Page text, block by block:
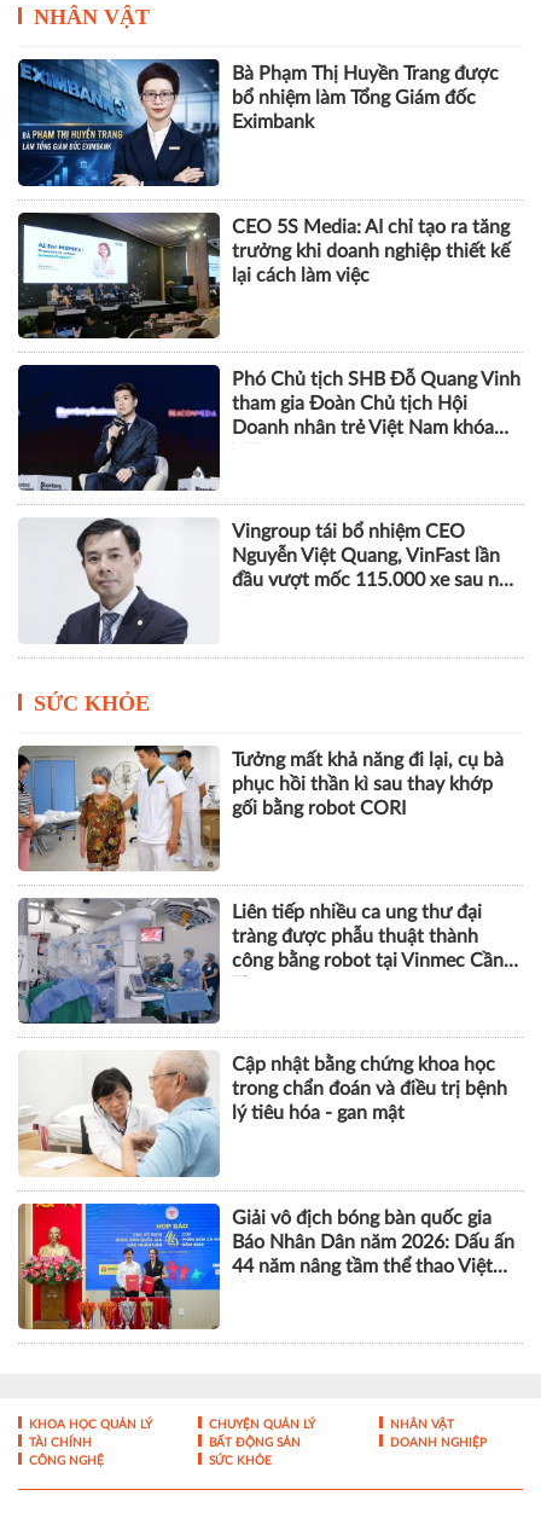
có 1 năm kinh nghiệm làm việc
trước khi nhận bằng
NHÂN VẬT
Bà Phạm Thị Huyền Trang được
bổ nhiệm làm Tổng Giám đốc
Eximbank
CEO 5S Media: AI chỉ tạo ra tăng
trưởng khi doanh nghiệp thiết kế
lại cách làm việc
Phó Chủ tịch SHB Đỗ Quang Vinh
tham gia Đoàn Chủ tịch Hội
Doanh nhân trẻ Việt Nam khóa
năm
SỨC KHỎE
Tưởng mất khả năng đi lại, cụ bà
phục hồi thần kì sau thay khớp
gối bằng robot CORI
Liên tiếp nhiều ca ung thư đại
tràng được phẫu thuật thành
công bằng robot tại Vinmec Cần
Cập nhật bằng chứng khoa học
trong chẩn đoán và điều trị bệnh
lý tiêu hóa - gan mật
44 năm nâng tầm thể thao Việt
Nam